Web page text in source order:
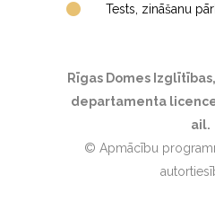
Tests, zināšanu
Rīgas Domes
departamenta
ail.
© Apmācību